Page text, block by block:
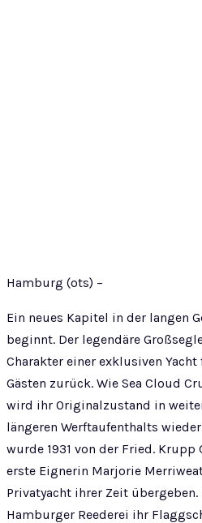
Hamburg (ots) –
Ein neues Kapitel in der langen
beginnt. Der legendäre
Charakter einer exklusiven
Gästen zurück. Wie Sea Cloud
wird ihr Originalzustand in
längeren Werftaufenthalts
wurde 1931 von der Fried.
erste Eignerin Marjorie
Privatyacht ihrer Zeit
Hamburger Reederei ihr